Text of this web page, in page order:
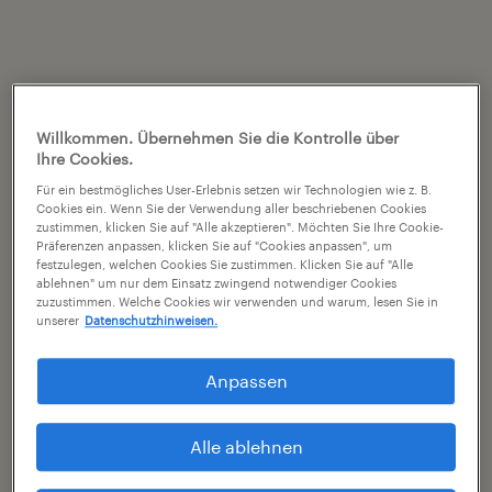
Willkommen. Übernehmen Sie die Kontrolle über
Ihre Cookies.
Für ein bestmögliches User-Erlebnis setzen wir Technologien wie z. B.
Cookies ein. Wenn Sie der Verwendung aller beschriebenen Cookies
zustimmen, klicken Sie auf "Alle akzeptieren". Möchten Sie Ihre Cookie-
Präferenzen anpassen, klicken Sie auf "Cookies anpassen", um
festzulegen, welchen Cookies Sie zustimmen. Klicken Sie auf "Alle
ablehnen" um nur dem Einsatz zwingend notwendiger Cookies
zuzustimmen. Welche Cookies wir verwenden und warum, lesen Sie in
unserer Datenschutzhinweisen.
Anpassen
Alle ablehnen